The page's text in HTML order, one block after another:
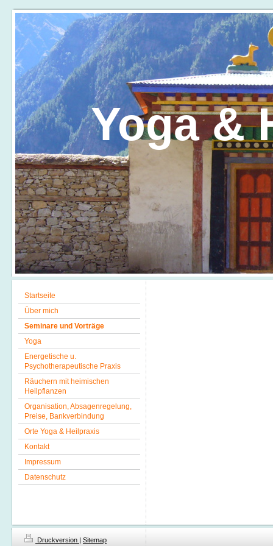
Yoga &
Startseite
Über mich
Seminare und Vorträge
Yoga
Energetische u.
Psychotherapeutische Praxis
Räuchern mit heimischen
Heilpflanzen
Organisation, Absagenregelung,
Preise, Bankverbindung
Orte Yoga & Heilpraxis
Kontakt
Impressum
Datenschutz
Druckversion | Sitemap